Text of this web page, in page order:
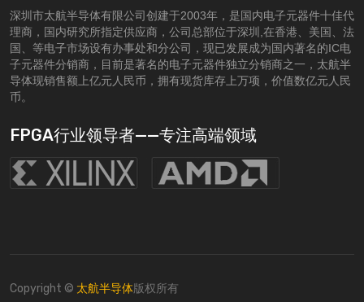
深圳市太航半导体有限公司创建于2003年，是国内电子元器件十佳代
理商，国内研究所指定供应商，公司总部位于深圳,在香港、美国、法
国、等电子市场设有办事处和分公司，现已发展成为国内著名的IC电
子元器件分销商，目前是著名的电子元器件独立分销商之一，太航半
导体现销售额上亿元人民币，拥有现货库存上万项，价值数亿元人民
币。
FPGA行业领导者——专注高端领域
Copyright © 太航半导体版权所有